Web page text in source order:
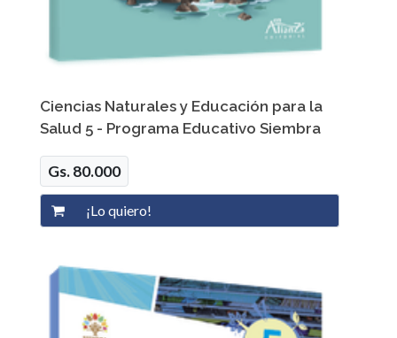
Ciencias Naturales y Educación para la
Salud 5 - Programa Educativo Siembra
Gs. 80.000